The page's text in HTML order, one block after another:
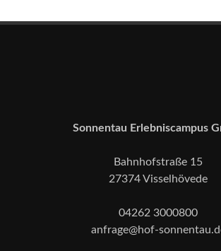
Sonnentau Erlebniscampus
Bahnhofstraße 15
27374 Visselhövede
04262 3000800
anfrage@hof-